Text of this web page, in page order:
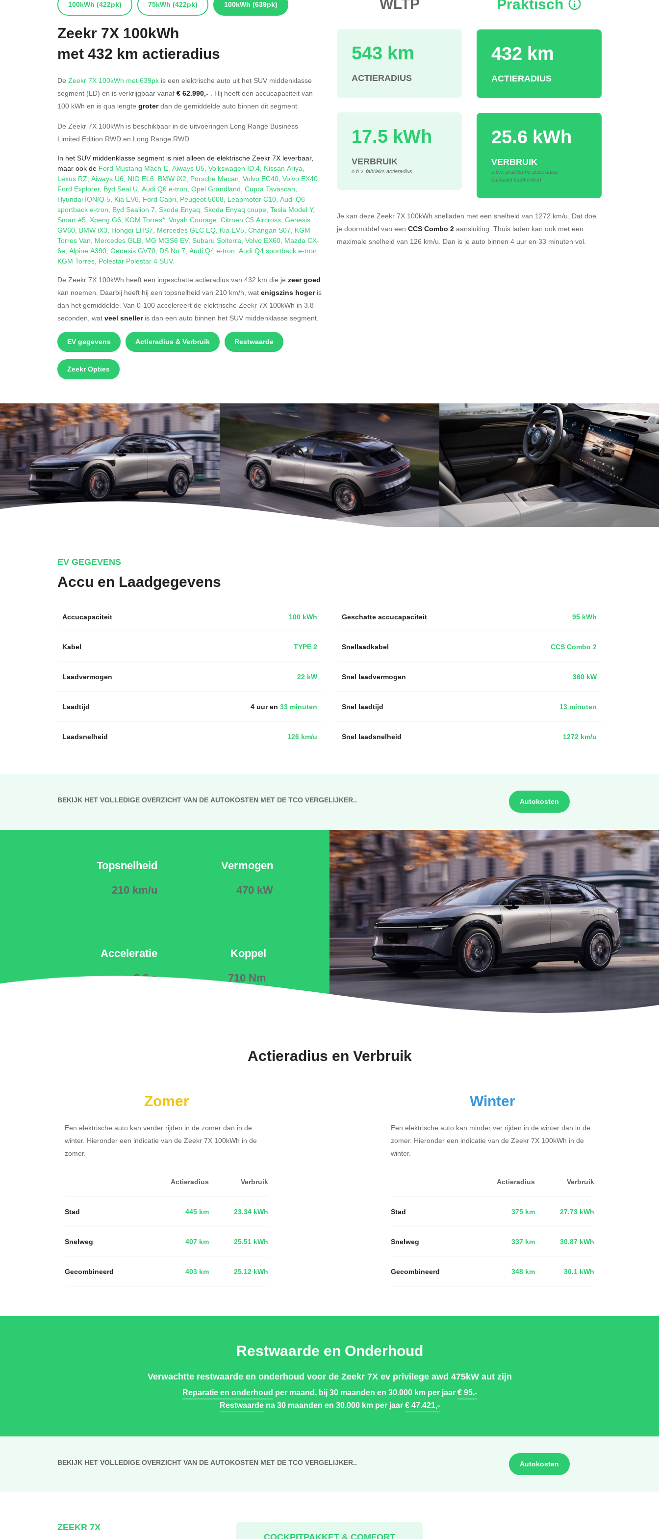
100kWh (422pk) 75kWh (422pk) 100kWh (639pk)
Zeekr 7X 100kWh
met 432 km actieradius
De Zeekr 7X 100kWh met 639pk is een elektrische auto uit het SUV middenklasse
segment (LD) en is verkrijgbaar vanaf € 62.990,- . Hij heeft een accucapaciteit van
100 kWh en is qua lengte groterdan de gemiddelde auto binnen dit segment.
De Zeekr 7X 100kWh is beschikbaar in de uitvoeringen Long Range Business
Limited Edition RWD en Long Range RWD.
In het SUV middenklasse segment is niet alleen de elektrische Zeekr 7X leverbaar,
maar ook de Ford Mustang Mach-E, Aiways U5, Volkswagen ID.4, Nissan Ariya,
Lexus RZ, Aiways U6, NIO EL6, BMW iX2, Porsche Macan, Volvo EC40, Volvo EX40,
Ford Explorer, Byd Seal U, Audi Q6 e-tron, Opel Grandland, Cupra Tavascan,
Hyundai IONIQ 5, Kia EV6, Ford Capri, Peugeot 5008, Leapmotor C10, Audi Q6
sportback e-tron, Byd Sealion 7, Skoda Enyaq, Skoda Enyaq coupe, Tesla Model Y,
Smart #5, Xpeng G6, KGM Torres*, Voyah Courage, Citroen C5 Aircross, Genesis
GV60, BMW iX3, Hongqi EHS7, Mercedes GLC EQ, Kia EV5, Changan S07, KGM
Torres Van, Mercedes GLB, MG MGS6 EV, Subaru Solterra, Volvo EX60, Mazda CX-
6e, Alpine A390, Genesis GV70, DS No 7, Audi Q4 e-tron, Audi Q4 sportback e-tron,
KGM Torres, Polestar Polestar 4 SUV.
De Zeekr 7X 100kWh heeft een ingeschatte actieradius van 432 km die je zeer goed
kan noemen. Daarbij heeft hij een topsnelheid van 210 km/h, wat enigszins hogeris
dan het gemiddelde. Van 0-100 accelereert de elektrische Zeekr 7X 100kWh in 3.8
seconden, wat veel snelleris dan een auto binnen het SUV middenklasse segment.
EV gegevens Actieradius & Verbruik Restwaarde
Zeekr Opties
543 km
ACTIERADIUS
17.5 kWh
VERBRUIK
o.b.v. fabrieks actieradius
Praktisch
432 km
ACTIERADIUS
25.6 kWh
VERBRUIK
o.b.v. praktische actieradius
(inclusief laadverlies)
Je kan deze Zeekr 7X 100kWh snelladen met een snelheid van 1272 km/u. Dat doe
je doormiddel van een CCS Combo 2 aansluiting. Thuis laden kan ook met een
maximale snelheid van 126 km/u. Dan is je auto binnen 4 uur en 33 minuten vol.
EV GEGEVENS
Accu en Laadgegevens
Accucapaciteit 100 kWh
Kabel TYPE 2
Laadvermogen 22 kW
Laadtijd 4 uur en 33 minuten
Laadsnelheid 126 km/u
95 kWh
Geschatte accucapaciteit
Snellaadkabel CCS Combo 2
Snel laadvermogen 360 kW
Snel laadtijd 13 minuten
Snel laadsnelheid 1272 km/u
BEKIJK HET VOLLEDIGE OVERZICHT VAN DE AUTOKOSTEN MET DE TCO VERGELIJKER.. Autokosten
Topsnelheid
210 km/u
Acceleratie
3.8 s
Vermogen
470 kW
Koppel
710 Nm
Actieradius en Verbruik
Zomer
Een elektrische auto kan verder rijden in de zomer dan in de
winter. Hieronder een indicatie van de Zeekr 7X 100kWh in de
zomer.
Actieradius Verbruik
Stad 445 km 23.34 kWh
Snelweg 407 km 25.51 kWh
Gecombineerd 403 km 25.12 kWh
Winter
Een elektrische auto kan minder ver rijden in de winter dan in de
zomer. Hieronder een indicatie van de Zeekr 7X 100kWh in de
winter.
Actieradius Verbruik
Stad 375 km 27.73 kWh
Snelweg 337 km 30.87 kWh
Gecombineerd 348 km 30.1 kWh
Restwaarde en Onderhoud
Verwachtte restwaarde en onderhoud voor de Zeekr 7X ev privilege awd 475kW aut zijn
Reparatie en onderhoud per maand, bij 30 maanden en 30.000 km per jaar€ 95,-
Restwaardena 30 maanden en 30.000 km per jaar€ 47.421,-
BEKIJK HET VOLLEDIGE OVERZICHT VAN DE AUTOKOSTEN MET DE TCO VERGELIJKER.. Autokosten
ZEEKR 7X